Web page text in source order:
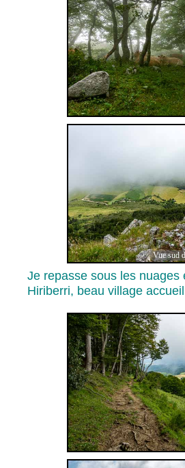
Vue sud
Je repasse sous les nuages
Hiriberri, beau village